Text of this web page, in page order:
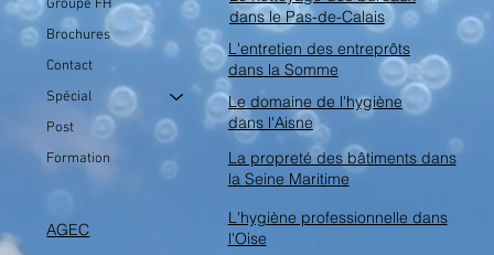
Largeur du capteur: 30 po / 772 mm
Type de machine: À conducteur
accompagné
Durée d’exécution estimée: Jusqu’à 3,8
heures
Source d’alimentation: Batterie
Type de bloc de brossage: Orbitale,
Application: Intérieur
Groupe FH
Brochures
Contact
Spécial
Post
Formation
AGEC
dans le Pas-de-Calais
L'entretien des entreprôts
dans la Somme
Le domaine de l'hygiène
dans l'Aisne
La propreté des bâtiments dans
la Seine Maritime
L'hygiène professionnelle dans
l'Oise